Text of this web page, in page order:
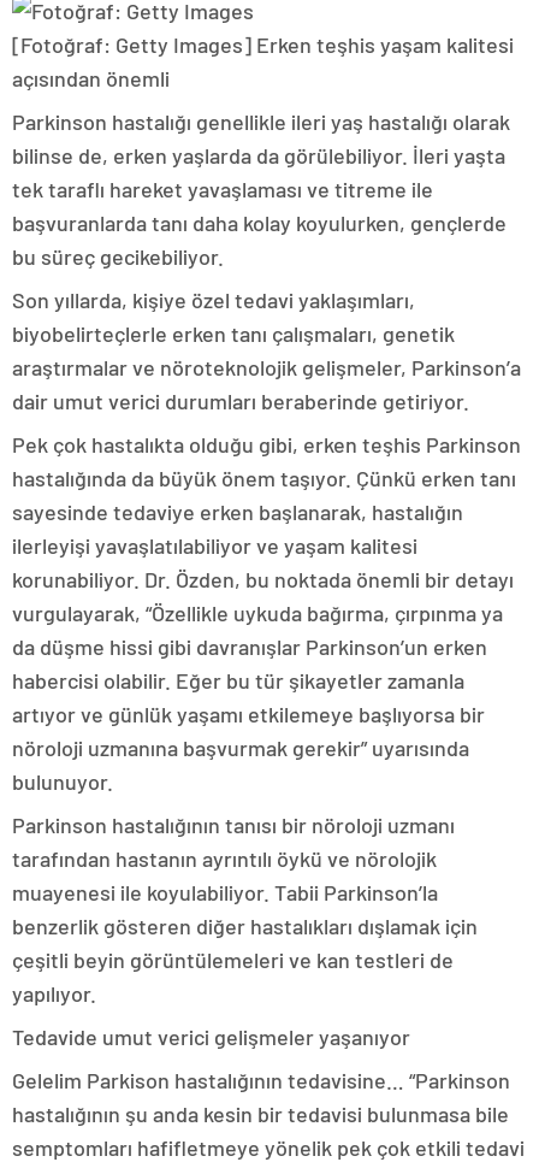
[Fotoğraf: Getty Images] Erken teşhis yaşam kalitesi
açısından önemli
Parkinson hastalığı genellikle ileri yaş hastalığı olarak
bilinse de, erken yaşlarda da görülebiliyor. İleri yaşta
tek taraflı hareket yavaşlaması ve titreme ile
başvuranlarda tanı daha kolay koyulurken, gençlerde
bu süreç gecikebiliyor.
Son yıllarda, kişiye özel tedavi yaklaşımları,
biyobelirteçlerle erken tanı çalışmaları, genetik
araştırmalar ve nöroteknolojik gelişmeler, Parkinson’a
dair umut verici durumları beraberinde getiriyor.
Pek çok hastalıkta olduğu gibi, erken teşhis Parkinson
hastalığında da büyük önem taşıyor. Çünkü erken tanı
sayesinde tedaviye erken başlanarak, hastalığın
ilerleyişi yavaşlatılabiliyor ve yaşam kalitesi
korunabiliyor. Dr. Özden, bu noktada önemli bir detayı
vurgulayarak, “Özellikle uykuda bağırma, çırpınma ya
da düşme hissi gibi davranışlar Parkinson’un erken
habercisi olabilir. Eğer bu tür şikayetler zamanla
artıyor ve günlük yaşamı etkilemeye başlıyorsa bir
nöroloji uzmanına başvurmak gerekir” uyarısında
bulunuyor.
Parkinson hastalığının tanısı bir nöroloji uzmanı
tarafından hastanın ayrıntılı öykü ve nörolojik
muayenesi ile koyulabiliyor. Tabii Parkinson’la
benzerlik gösteren diğer hastalıkları dışlamak için
çeşitli beyin görüntülemeleri ve kan testleri de
yapılıyor.
Tedavide umut verici gelişmeler yaşanıyor
Gelelim Parkison hastalığının tedavisine… “Parkinson
hastalığının şu anda kesin bir tedavisi bulunmasa bile
semptomları hafifletmeye yönelik pek çok etkili tedavi